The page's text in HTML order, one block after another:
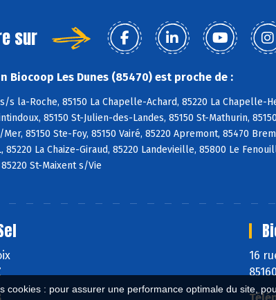
: pour assurer une performance optimale du site,
sur
Biocoop Les Dunes (85470) est proche de :
s la-Roche, 85150 La Chapelle-Achard, 85220 La Chapelle-
85150 St-Julien-des-Landes, 85150 St-Mathurin,
85150 Ste-Foy, 85150 Vairé, 85220 Apremont, 85470
85220 La Chaize-Giraud, 85220 Landevieille, 85800 Le
St-Maixent s/Vie
16